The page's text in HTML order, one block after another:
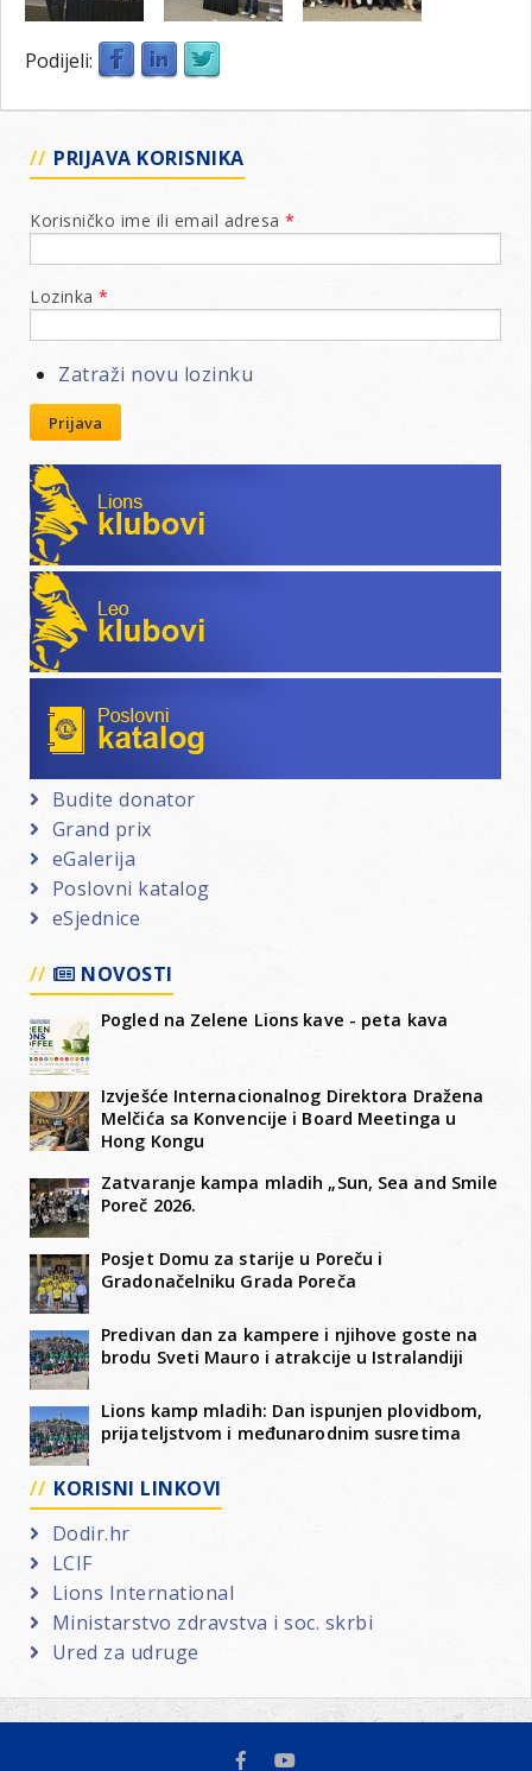
Podijeli:
PRIJAVA KORISNIKA
Korisničko ime ili email adresa *
Lozinka *
Zatraži novu lozinku
Prijava
Lions klubovi
Leo klubovi
Budite donator
Grand prix
eGalerija
Poslovni katalog
eSjednice
NOVOSTI
Pogled na Zelene Lions kave - peta kava
Izvješće Internacionalnog Direktora Dražena
Melčića sa Konvencije i Board Meetinga u
Hong Kongu
Zatvaranje kampa mladih „Sun, Sea and Smile
Poreč 2026.
Posjet Domu za starije u Poreču i
Gradonačelniku Grada Poreča
Predivan dan za kampere i njihove goste na
brodu Sveti Mauro i atrakcije u Istralandiji
Lions kamp mladih: Dan ispunjen plovidbom,
prijateljstvom i međunarodnim susretima
KORISNI LINKOVI
Dodir.hr
LCIF
Lions International
Ministarstvo zdravstva i soc. skrbi
Ured za udruge